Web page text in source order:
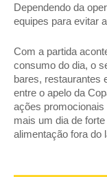
Dependendo da
equipes para evitar
Com a partida
consumo do dia, o
bares, restaurantes
entre o apelo da
ações
mais um dia de
alimentação fora do